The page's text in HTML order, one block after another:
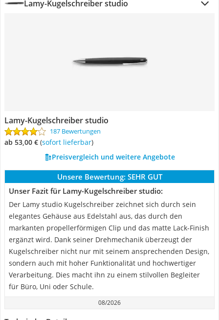
Lamy-Kugelschreiber studio
Lamy-Kugelschreiber studio
187 Bewertungen
ab 53,00 € ( Sofort lieferbar)
Preisvergleich und weitere Angebote
Unsere Bewertung: SEHR GUT
Unser Fazit für Lamy-Kugelschreiber studio:
Der Lamy studio Kugelschreiber zeichnet sich durch sein
elegantes Gehäuse aus Edelstahl aus, das durch den
markanten propellerförmigen Clip und das matte Lack-Finish
ergänzt wird. Dank seiner Drehmechanik überzeugt der
Kugelschreiber nicht nur mit seinem ansprechenden Design,
sondern auch mit hoher Funktionalität und hochwertiger
Verarbeitung. Dies macht ihn zu einem stilvollen Begleiter
für Büro, Uni oder Schule.
08/2026